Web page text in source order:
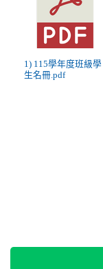
1) 115學年度班級學
生名冊.pdf
:::